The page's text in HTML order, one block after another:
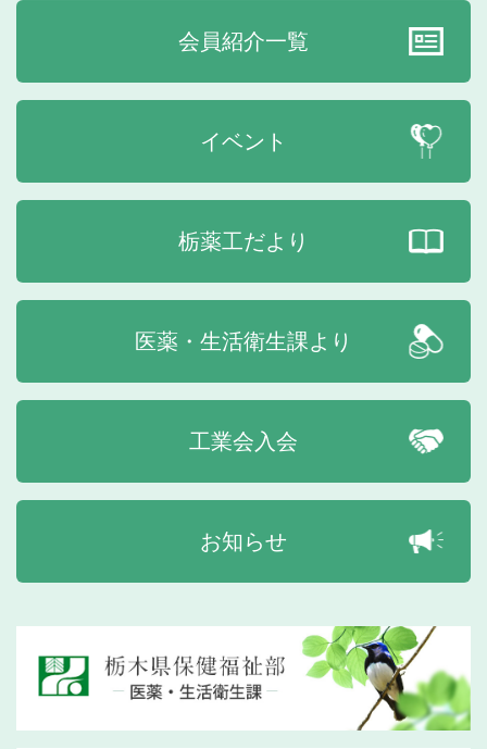
会員紹介一覧
イベント
栃薬工だより
医薬・生活衛生課より
工業会入会
お知らせ